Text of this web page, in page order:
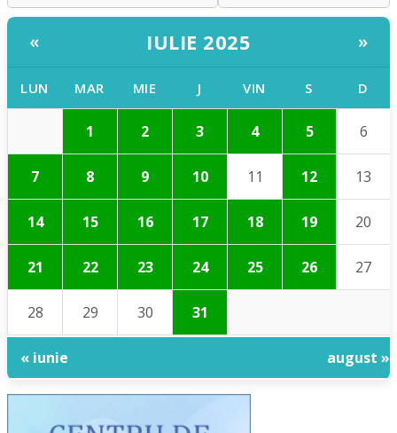
« IULIE 2025 »
LUN MAR MIE J VIN S D
1 2 3 4 5 6
7 8 9 10 11 12 13
14 15 16 17 18 19 20
21 22 23 24 25 26 27
28 29 30 31
« iunie august »